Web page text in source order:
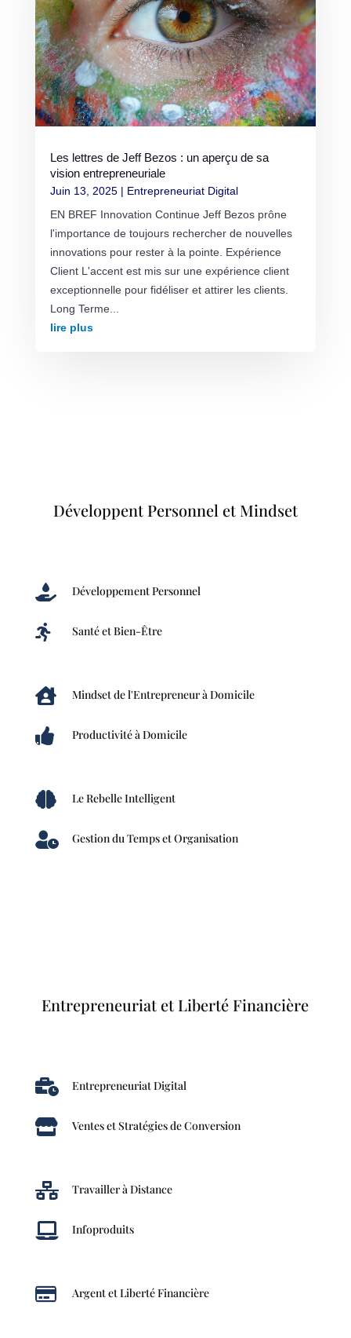
Les lettres de Jeff Bezos : un aperçu de sa
vision entrepreneuriale
Juin 13, 2025| Entrepreneuriat Digital
EN BREF Innovation Continue Jeff Bezos prône
l'importance de toujours rechercher de nouvelles
innovations pour rester à la pointe. Expérience
Client L'accent est mis sur une expérience client
exceptionnelle pour fidéliser et attirer les clients.
Long Terme...
lire plus
Développent Personnel et Mindset
 Développement Personnel
 Santé et Bien-Être
 Mindset de l'Entrepreneur à Domicile
 Productivité à Domicile
 Le Rebelle Intelligent
 Gestion du Temps et Organisation
Entrepreneuriat et Liberté Financière
 Entrepreneuriat Digital
 Ventes et Stratégies de Conversion
 Travailler à Distance
 Infoproduits
 Argent et Liberté Financière